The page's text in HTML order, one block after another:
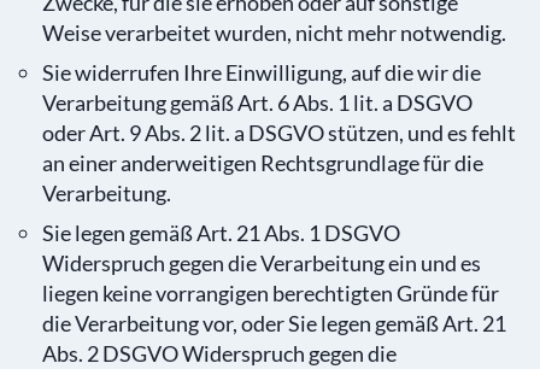
Weise verarbeitet wurden, nicht mehr notwendig.
Sie widerrufen Ihre Einwilligung, auf die wir die
Verarbeitung gemäß Art. 6 Abs. 1 lit. a DSGVO
oder Art. 9 Abs. 2 lit. a DSGVO stützen, und es fehlt
an einer anderweitigen Rechtsgrundlage für die
Verarbeitung.
Sie legen gemäß Art. 21 Abs. 1 DSGVO
Widerspruch gegen die Verarbeitung ein und es
liegen keine vorrangigen berechtigten Gründe für
die Verarbeitung vor, oder Sie legen gemäß Art. 21
Abs. 2 DSGVO Widerspruch gegen die